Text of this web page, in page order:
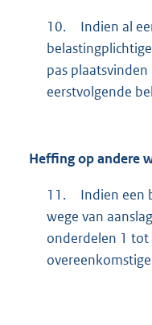
10.
Indien al
pas
eerstvolgende
Heffing op andere
11.
Indien een
wege van
onderdelen 1 tot